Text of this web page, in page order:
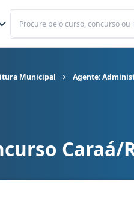
Buscar
Municipal Agente:
Municipal cargo Agente: